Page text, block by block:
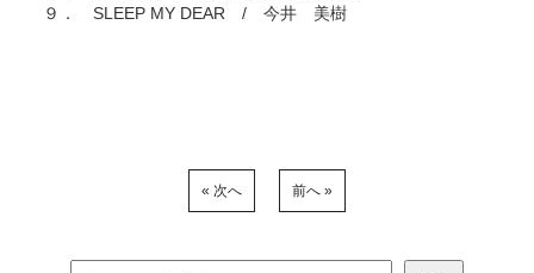
９． SLEEP MY DEAR / 今井 美樹
« 次へ 前へ »